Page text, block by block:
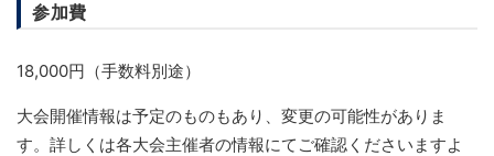
参加費
18,000円（手数料別途）
大会開催情報は予定のものもあり、変更の可能性がありま
す。詳しくは各大会主催者の情報にてご確認くださいますよ